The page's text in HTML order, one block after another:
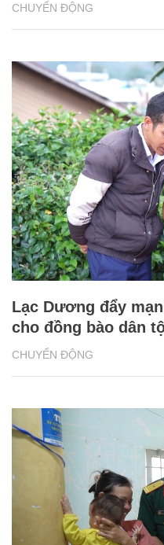
CHUYỂN ĐỘNG
CHUYỂN ĐỘNG
Lạc Dương đẩy
cho đồng bào dân